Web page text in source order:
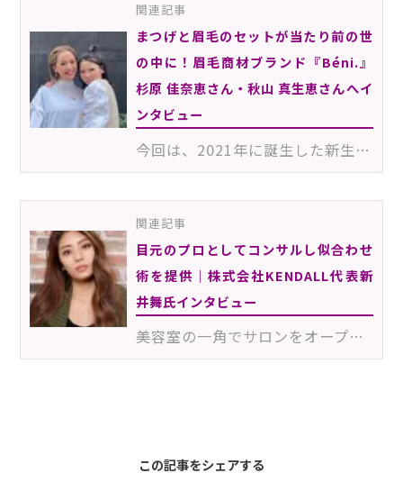
関連記事
まつげと眉毛のセットが当たり前の世
の中に！眉毛商材ブランド『Béni.』
杉原 佳奈恵さん・秋山 真生恵さんへイ
ンタビュー
今回は、2021年に誕生した新生眉毛商材ブランド『Béni.（ベニ）』を運営する杉原 佳奈恵さん、秋山 真生恵…
関連記事
目元のプロとしてコンサルし似合わせ
術を提供｜株式会社KENDALL代表新
井舞氏インタビュー
美容室の一角でサロンをオープンさせ、現在は千葉と東京に2店舗のサロンを運営している株式会社KENDALLの…
この記事をシェアする